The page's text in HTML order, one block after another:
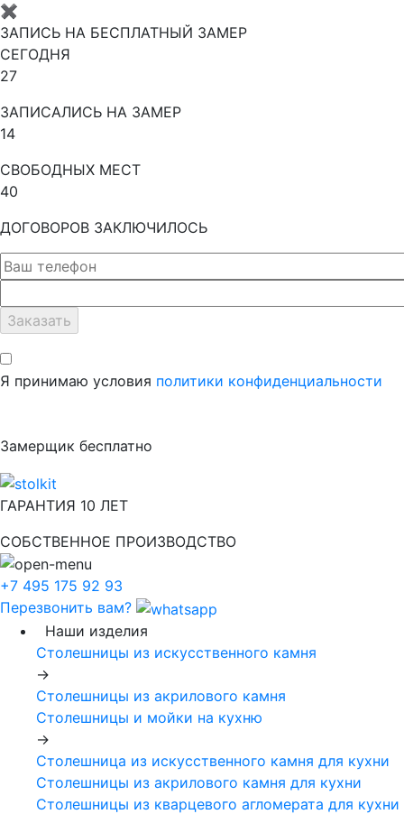
✖
ЗАПИСЬ НА БЕСПЛАТНЫЙ ЗАМЕР
СЕГОДНЯ
27
ЗАПИСАЛИСЬ НА ЗАМЕР
14
СВОБОДНЫХ МЕСТ
40
ДОГОВОРОВ ЗАКЛЮЧИЛОСЬ
Я принимаю условия политики конфиденциальности
Замерщик бесплатно
ГАРАНТИЯ 10 ЛЕТ
СОБСТВЕННОЕ ПРОИЗВОДСТВО
+7 495 175 92 93
Перезвонить вам?
Наши изделия
Столешницы из искусcтвенного камня
->
Столешницы из акрилового камня
Столешницы и мойки на кухню
->
Столешница из искусственного камня для кухни
Столешницы из акрилового камня для кухни
Столешницы из кварцевого агломерата для кухни